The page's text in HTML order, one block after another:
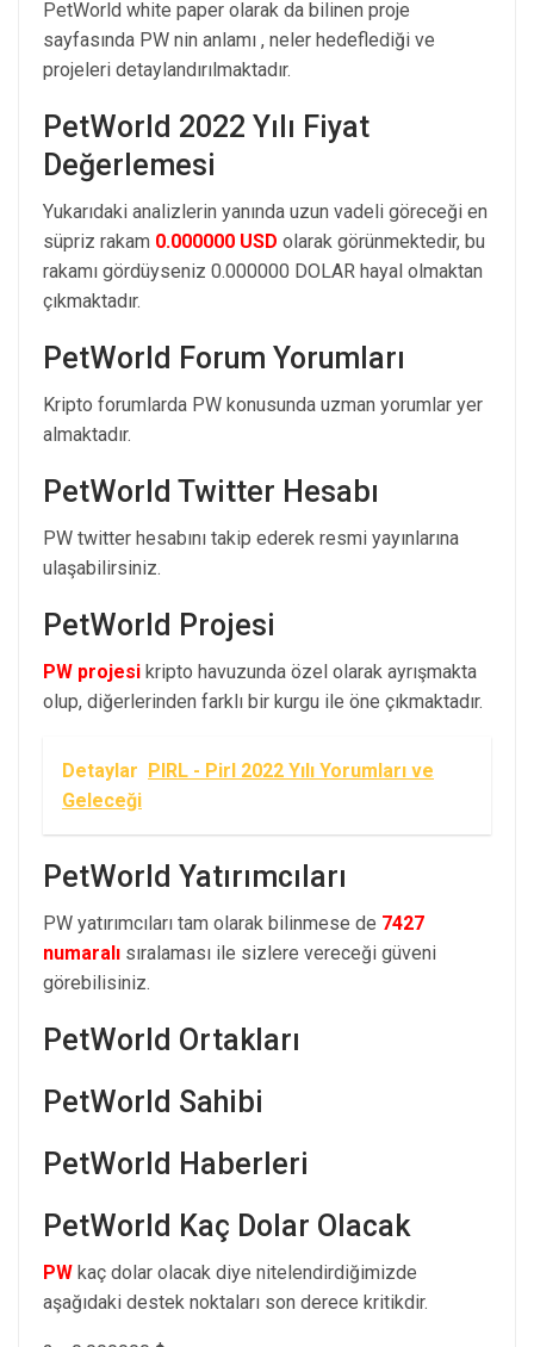
PetWorld white paper olarak da bilinen proje
sayfasında PW nin anlamı , neler hedeflediği ve
projeleri detaylandırılmaktadır.
PetWorld 2022 Yılı Fiyat
Değerlemesi
Yukarıdaki analizlerin yanında uzun vadeli göreceği en
süpriz rakam 0.000000 USD olarak görünmektedir, bu
rakamı gördüyseniz 0.000000 DOLAR hayal olmaktan
çıkmaktadır.
PetWorld Forum Yorumları
Kripto forumlarda PW konusunda uzman yorumlar yer
almaktadır.
PetWorld Twitter Hesabı
PW twitter hesabını takip ederek resmi yayınlarına
ulaşabilirsiniz.
PetWorld Projesi
PW projesi kripto havuzunda özel olarak ayrışmakta
olup, diğerlerinden farklı bir kurgu ile öne çıkmaktadır.
Detaylar PIRL - Pirl 2022 Yılı Yorumları ve
Geleceği
PetWorld Yatırımcıları
PW yatırımcıları tam olarak bilinmese de 7427
numaralı sıralaması ile sizlere vereceği güveni
görebilisiniz.
PetWorld Ortakları
PetWorld Sahibi
PetWorld Haberleri
PetWorld Kaç Dolar Olacak
PW kaç dolar olacak diye nitelendirdiğimizde
aşağıdaki destek noktaları son derece kritikdir.